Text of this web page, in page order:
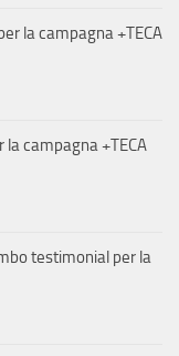
la campagna +TECA
campagna +TECA
testimonial per la